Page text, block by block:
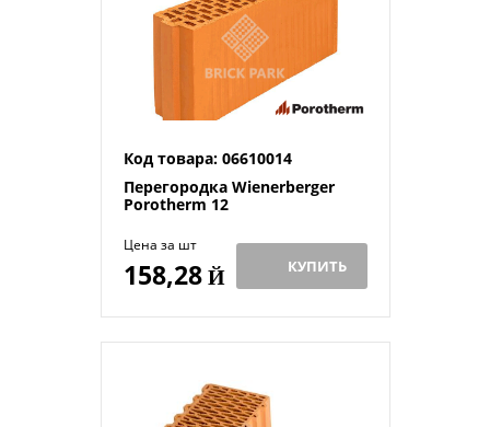
Код товара: 06610014
Перегородка Wienerberger
Porotherm 12
Цена за шт
158,28Й КУПИТЬ